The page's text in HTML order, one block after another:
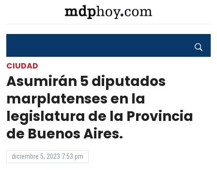
CIUDAD
Asumirán 5 diputados
marplatenses en la
legislatura de la Provincia
de Buenos Aires.
diciembre 5, 2023 7:53 pm